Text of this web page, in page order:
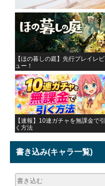
【ほの暮しの庭】先行プレイレビ
ュー！
【速報】10連ガチャを無課金で引
く方法
書き込み(キャラ一覧)